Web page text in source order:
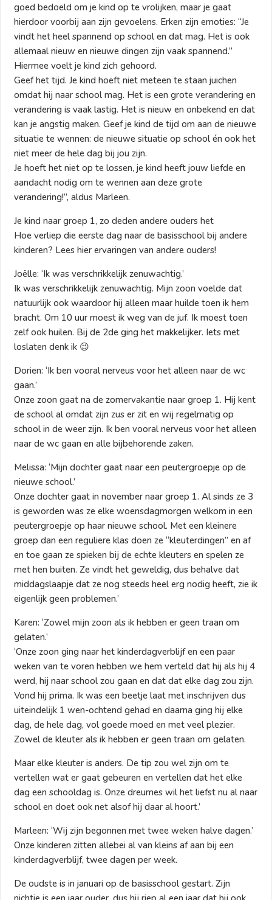
goed bedoeld om je kind op te vrolijken, maar je gaat
hierdoor voorbij aan zijn gevoelens. Erken zijn emoties: “Je
vindt het heel spannend op school en dat mag. Het is ook
allemaal nieuw en nieuwe dingen zijn vaak spannend.”
Hiermee voelt je kind zich gehoord.
Geef het tijd. Je kind hoeft niet meteen te staan juichen
omdat hij naar school mag. Het is een grote verandering en
verandering is vaak lastig. Het is nieuw en onbekend en dat
kan je angstig maken. Geef je kind de tijd om aan de nieuwe
situatie te wennen: de nieuwe situatie op school én ook het
niet meer de hele dag bij jou zijn.
Je hoeft het niet op te lossen, je kind heeft jouw liefde en
aandacht nodig om te wennen aan deze grote
verandering!”, aldus Marleen.
Je kind naar groep 1, zo deden andere ouders het
Hoe verliep die eerste dag naar de basisschool bij andere
kinderen? Lees hier ervaringen van andere ouders!
Joëlle: ‘Ik was verschrikkelijk zenuwachtig.’
Ik was verschrikkelijk zenuwachtig. Mijn zoon voelde dat
natuurlijk ook waardoor hij alleen maar huilde toen ik hem
bracht. Om 10 uur moest ik weg van de juf. Ik moest toen
zelf ook huilen. Bij de 2de ging het makkelijker. Iets met
loslaten denk ik 😉
Dorien: ‘Ik ben vooral nerveus voor het alleen naar de wc
gaan.’
Onze zoon gaat na de zomervakantie naar groep 1. Hij kent
de school al omdat zijn zus er zit en wij regelmatig op
school in de weer zijn. Ik ben vooral nerveus voor het alleen
naar de wc gaan en alle bijbehorende zaken.
Melissa: ‘Mijn dochter gaat naar een peutergroepje op de
nieuwe school.’
Onze dochter gaat in november naar groep 1. Al sinds ze 3
is geworden was ze elke woensdagmorgen welkom in een
peutergroepje op haar nieuwe school. Met een kleinere
groep dan een reguliere klas doen ze “kleuterdingen” en af
en toe gaan ze spieken bij de echte kleuters en spelen ze
met hen buiten. Ze vindt het geweldig, dus behalve dat
middagslaapje dat ze nog steeds heel erg nodig heeft, zie ik
eigenlijk geen problemen.’
Karen: ‘Zowel mijn zoon als ik hebben er geen traan om
gelaten.’
‘Onze zoon ging naar het kinderdagverblijf en een paar
weken van te voren hebben we hem verteld dat hij als hij 4
werd, hij naar school zou gaan en dat dat elke dag zou zijn.
Vond hij prima. Ik was een beetje laat met inschrijven dus
uiteindelijk 1 wen-ochtend gehad en daarna ging hij elke
dag, de hele dag, vol goede moed en met veel plezier.
Zowel de kleuter als ik hebben er geen traan om gelaten.
Maar elke kleuter is anders. De tip zou wel zijn om te
vertellen wat er gaat gebeuren en vertellen dat het elke
dag een schooldag is. Onze dreumes wil het liefst nu al naar
school en doet ook net alsof hij daar al hoort.’
Marleen: ‘Wij zijn begonnen met twee weken halve dagen.’
Onze kinderen zitten allebei al van kleins af aan bij een
kinderdagverblijf, twee dagen per week.
De oudste is in januari op de basisschool gestart. Zijn